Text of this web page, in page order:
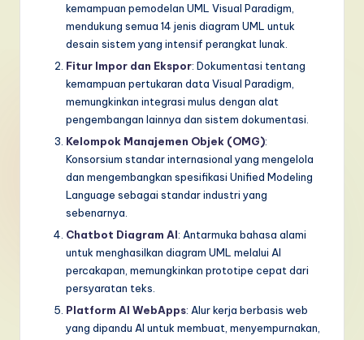
kemampuan pemodelan UML Visual Paradigm,
mendukung semua 14 jenis diagram UML untuk
desain sistem yang intensif perangkat lunak.
Fitur Impor dan Ekspor: Dokumentasi tentang
kemampuan pertukaran data Visual Paradigm,
memungkinkan integrasi mulus dengan alat
pengembangan lainnya dan sistem dokumentasi.
Kelompok Manajemen Objek (OMG):
Konsorsium standar internasional yang mengelola
dan mengembangkan spesifikasi Unified Modeling
Language sebagai standar industri yang
sebenarnya.
Chatbot Diagram AI: Antarmuka bahasa alami
untuk menghasilkan diagram UML melalui AI
percakapan, memungkinkan prototipe cepat dari
persyaratan teks.
Platform AI WebApps: Alur kerja berbasis web
yang dipandu AI untuk membuat, menyempurnakan,